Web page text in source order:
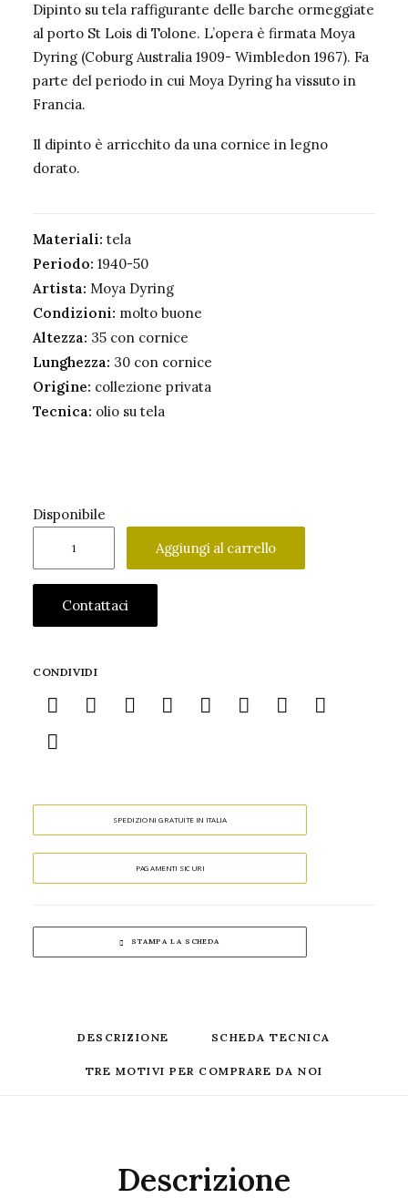
Dipinto su tela raffigurante delle barche ormeggiate
al porto St Lois di Tolone. L’opera è firmata Moya
Dyring (Coburg Australia 1909- Wimbledon 1967). Fa
parte del periodo in cui Moya Dyring ha vissuto in
Francia.
Il dipinto è arricchito da una cornice in legno
dorato.
Materiali: tela
Periodo: 1940-50
Artista: Moya Dyring
Condizioni: molto buone
Altezza: 35 con cornice
Lunghezza: 30 con cornice
Origine: collezione privata
Tecnica: olio su tela
Disponibile
dipinto
marina
quantità
Aggiungi al carrello
Contattaci
CONDIVIDI
SPEDIZIONI GRATUITE IN ITALIA
PAGAMENTI SICURI
STAMPA LA SCHEDA
DESCRIZIONE SCHEDA TECNICA
TRE MOTIVI PER COMPRARE DA NOI
Descrizione